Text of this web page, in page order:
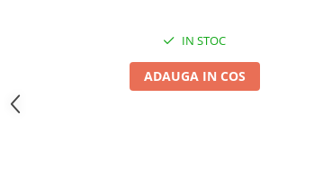
Pisică Junior
IN STOC
ADAUGA IN COS